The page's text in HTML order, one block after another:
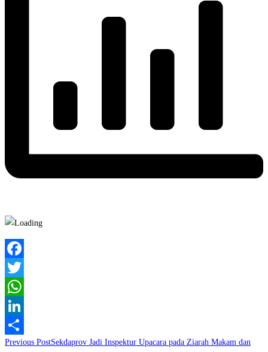
Facebook
Twitter
WhatsApp
LinkedIn
Share
Read
Previous PostSekdaprov Jadi Inspektur Upacara pada Ziarah Makam dan